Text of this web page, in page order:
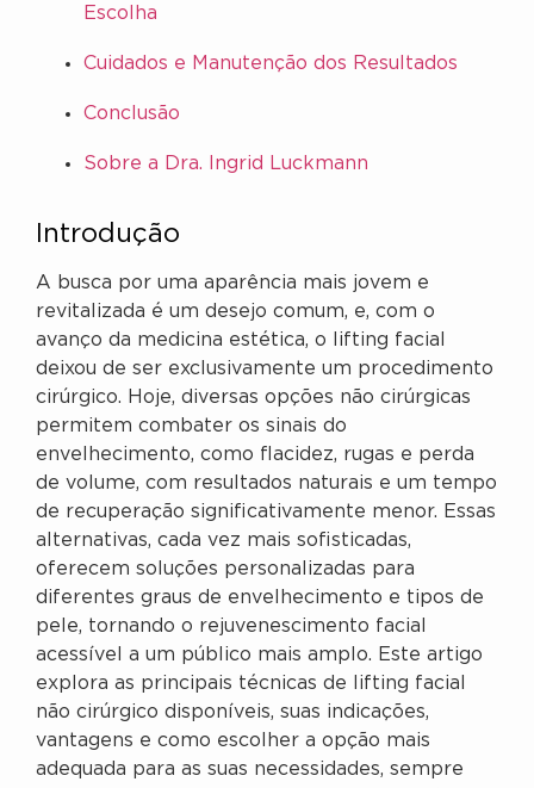
Escolha
Cuidados e Manutenção dos Resultados
Conclusão
Sobre a Dra. Ingrid Luckmann
Introdução
A busca por uma aparência mais jovem e
revitalizada é um desejo comum, e, com o
avanço da medicina estética, o lifting facial
deixou de ser exclusivamente um procedimento
cirúrgico. Hoje, diversas opções não cirúrgicas
permitem combater os sinais do
envelhecimento, como flacidez, rugas e perda
de volume, com resultados naturais e um tempo
de recuperação significativamente menor. Essas
alternativas, cada vez mais sofisticadas,
oferecem soluções personalizadas para
diferentes graus de envelhecimento e tipos de
pele, tornando o rejuvenescimento facial
acessível a um público mais amplo. Este artigo
explora as principais técnicas de lifting facial
não cirúrgico disponíveis, suas indicações,
vantagens e como escolher a opção mais
adequada para as suas necessidades, sempre